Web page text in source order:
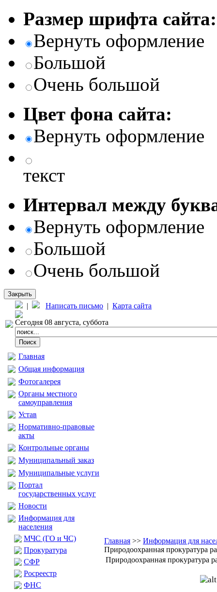
Размер шрифта сайта:
Вернуть оформление
Большой
Очень большой
Цвет фона сайта:
Вернуть оформление
текст
Интервал между
Вернуть оформление
Большой
Очень большой
Закрыть
| Написать письмо | Карта сайта
Сегодня 08 августа, суббота
Главная
Общая информация
Фотогалерея
Органы местного
самоуправления
Устав
Нормативно-правовые
акты
Контрольные органы
Муниципальный заказ
Муниципальные услуги
Портал
государственных услуг
Новости
Информация для
населения
МЧС (ГО и ЧС)
Прокуратура
CФР
Росреестр
ФНС
Главная >> Информация для
Природоохранная прокуратура
Природоохранная прокуратура